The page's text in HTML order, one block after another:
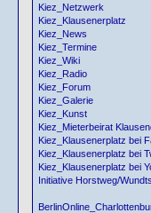
Kiez_Netzwerk
Kiez_Klausenerplatz
Kiez_News
Kiez_Termine
Kiez_Wiki
Kiez_Radio
Kiez_Forum
Kiez_Galerie
Kiez_Kunst
Kiez_Mieterbeirat
Kiez_Klausenerplatz bei
Kiez_Klausenerplatz bei
Kiez_Klausenerplatz bei
Initiative Horstweg/